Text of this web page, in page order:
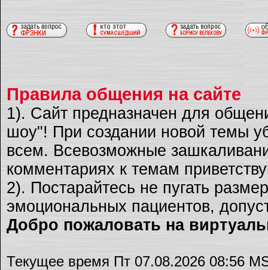
Правила общения на сайте
1). Сайт предназначен для
шоу"! При создании новой темы
всем. Всевозможные
комментариях к темам
2). Постарайтесь не пугать
эмоциональных пациентов,
Добро пожаловать на
Текущее время Пт 07.08.2026 08:56